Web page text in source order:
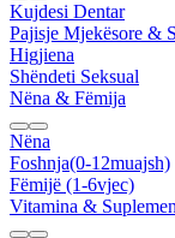
Kujdesi Dentar
Pajisje Mjekësore &
Higjiena
Shëndeti Seksual
Nëna & Fëmija
Nëna
Foshnja(0-12muajsh)
Fëmijë (1-6vjec)
Vitamina &